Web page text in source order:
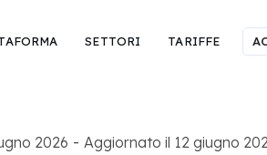
SETTORI TARIFFE
2026 - Aggiornato il 12 giugno